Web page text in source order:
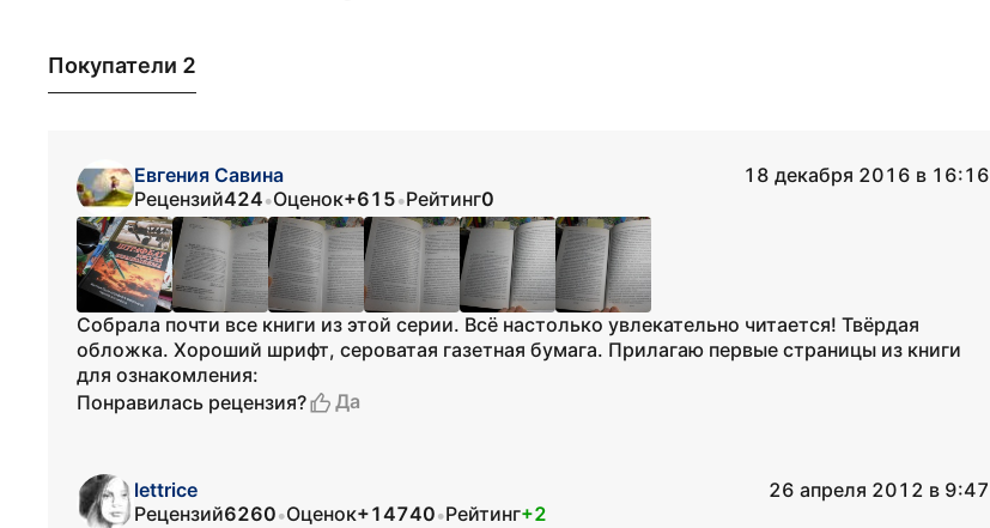
Покупатели 2
Евгения Савина
18 декабря 2016 в 16:16
Рецензий424•Оценок+615•Рейтинг0
Собрала почти все книги из этой серии. Всё настолько увлекательно читается! Твёрдая
обложка. Хороший шрифт, сероватая газетная бумага. Прилагаю первые страницы из книги
для ознакомления:
Понравилась рецензия?
Да
lettrice
26 апреля 2012 в 9:47
Рецензий6260•Оценок+14740•Рейтинг+2